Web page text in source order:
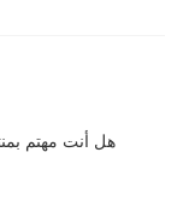
هل أنت مهتم